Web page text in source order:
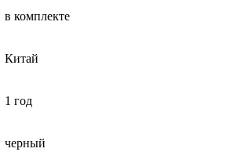
в комплекте
Китай
1 год
черный